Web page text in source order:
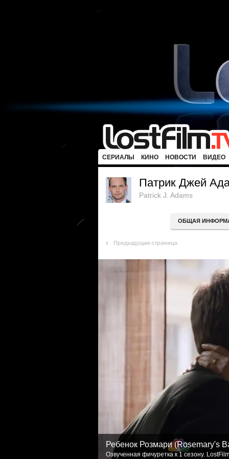
СЕРИАЛЫ КИНО НОВОСТИ ВИДЕО
Патрик Джей
Patrick J. Adams
ОБЩАЯ
Предыдущая страница
Ребенок Розмари (Rosemary's
Озвученная фичуретка к 1 сезону.